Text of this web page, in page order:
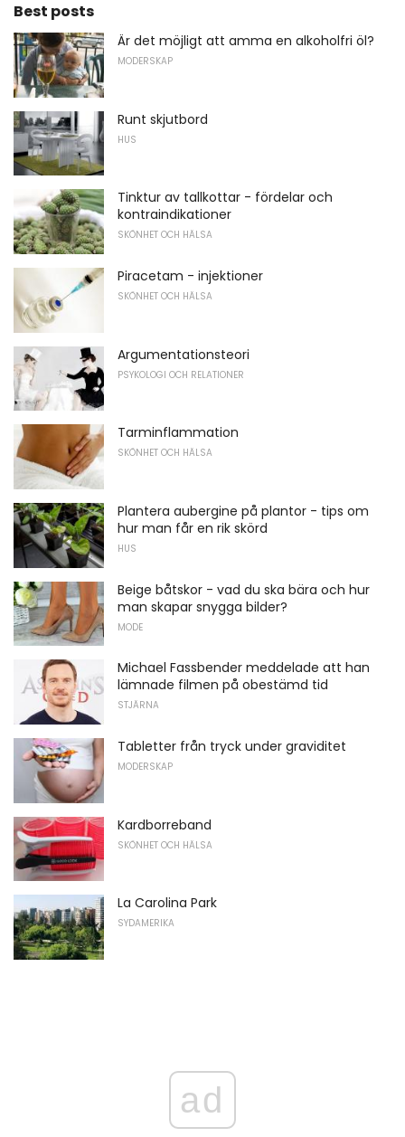
Best posts
Är det möjligt att amma en alkoholfri öl?
MODERSKAP
Runt skjutbord
HUS
Tinktur av tallkottar - fördelar och
kontraindikationer
SKÖNHET OCH HÄLSA
Piracetam - injektioner
SKÖNHET OCH HÄLSA
Argumentationsteori
PSYKOLOGI OCH RELATIONER
Tarminflammation
SKÖNHET OCH HÄLSA
Plantera aubergine på plantor - tips om
hur man får en rik skörd
HUS
Beige båtskor - vad du ska bära och hur
man skapar snygga bilder?
MODE
Michael Fassbender meddelade att han
lämnade filmen på obestämd tid
STJÄRNA
Tabletter från tryck under graviditet
MODERSKAP
Kardborreband
SKÖNHET OCH HÄLSA
La Carolina Park
SYDAMERIKA
ad